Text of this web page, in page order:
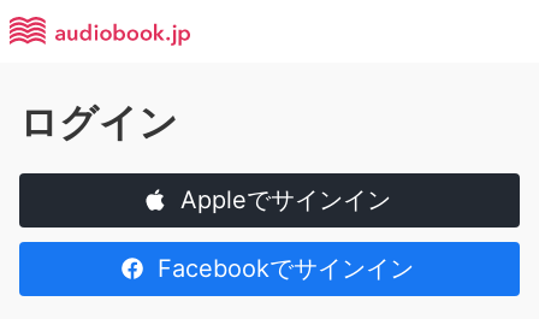
ログイン
Appleでサインイン
Facebookでサインイン